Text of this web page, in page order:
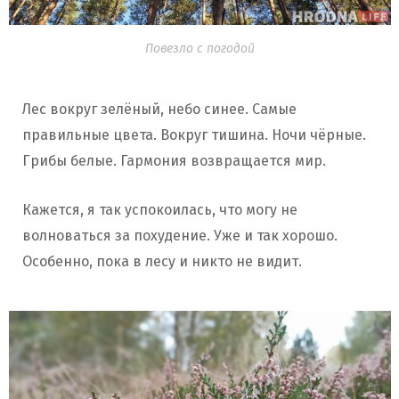
Повезло с погодой
Лес вокруг зелёный, небо синее. Самые
правильные цвета. Вокруг тишина. Ночи чёрные.
Грибы белые. Гармония возвращается мир.
Кажется, я так успокоилась, что могу не
волноваться за похудение. Уже и так хорошо.
Особенно, пока в лесу и никто не видит.